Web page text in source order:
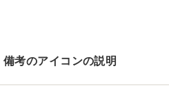
備考のアイコンの説明